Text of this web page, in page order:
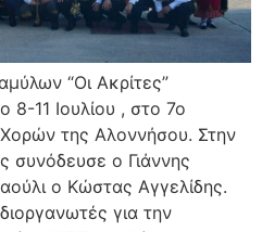
“Οι Ακρίτες”
8-11 Ιουλίου , στο 7ο
της Αλοννήσου. Στην
συνόδευσε ο Γιάννης
ο Κώστας Αγγελίδης.
για την